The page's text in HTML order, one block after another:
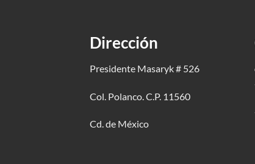
Dirección
Presidente Masaryk # 526
Col. Polanco. C.P. 11560
Cd. de México